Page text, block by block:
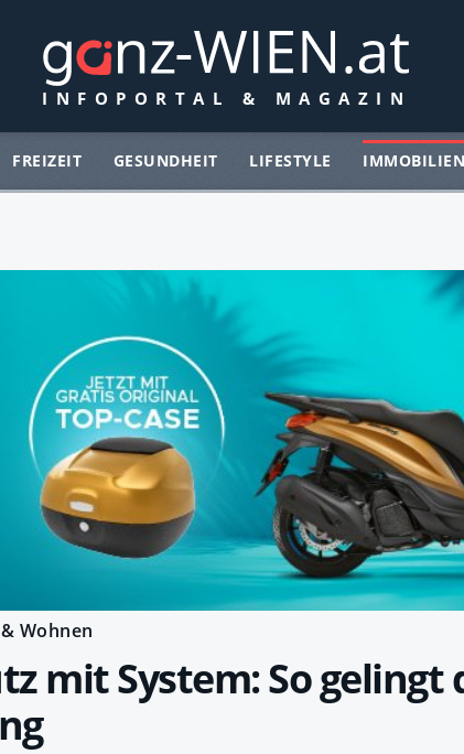
FREIZEIT GESUNDHEIT LIFESTYLE
Wohnen
mit System: So gelingt